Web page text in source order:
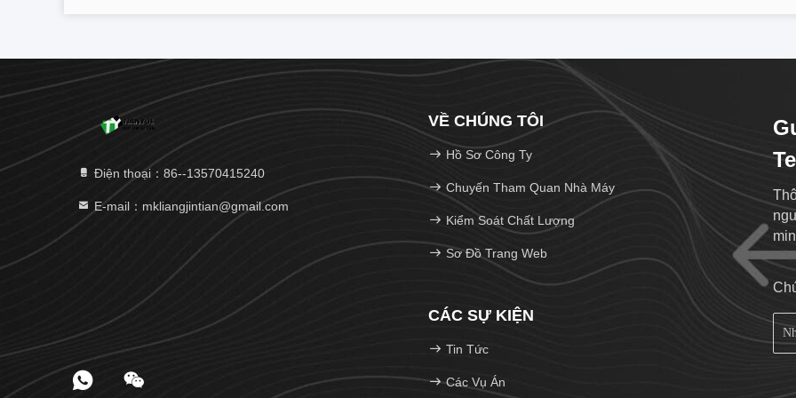
Điện thoại：86--13570415240
E-mail：mkliangjintian@gmail.com
VỀ CHÚNG TÔI
Hồ Sơ Công Ty
Chuyến Tham Quan Nhà Máy
Kiểm Soát Chất Lượng
Sơ Đồ Trang Web
CÁC SỰ KIỆN
Tin Tức
Các Vụ Án